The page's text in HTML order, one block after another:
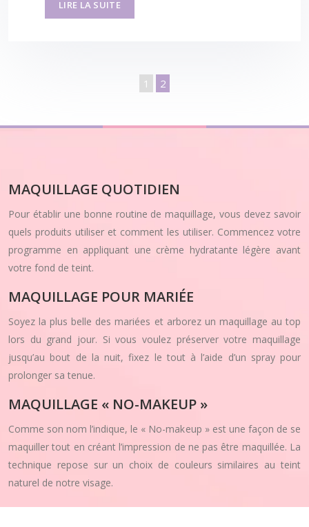
LIRE LA SUITE
1 2
MAQUILLAGE QUOTIDIEN
Pour établir une bonne routine de maquillage, vous devez savoir
quels produits utiliser et comment les utiliser. Commencez votre
programme en appliquant une crème hydratante légère avant
votre fond de teint.
MAQUILLAGE POUR MARIÉE
Soyez la plus belle des mariées et arborez un maquillage au top
lors du grand jour. Si vous voulez préserver votre maquillage
jusqu’au bout de la nuit, fixez le tout à l’aide d’un spray pour
prolonger sa tenue.
MAQUILLAGE « NO-MAKEUP »
Comme son nom l’indique, le « No-makeup » est une façon de se
maquiller tout en créant l’impression de ne pas être maquillée. La
technique repose sur un choix de couleurs similaires au teint
naturel de notre visage.